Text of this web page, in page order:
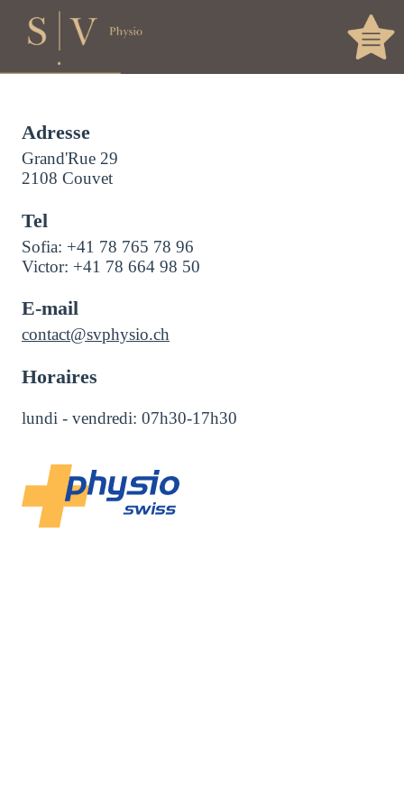
Adresse
Grand'Rue 29
2108 Couvet
Tel
Sofia: +41 78 765 78 96
Victor: +41 78 664 98 50
E-mail
contact@svphysio.ch
Horaires
lundi - vendredi: 07h30-17h30